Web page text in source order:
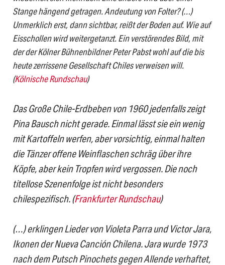
Stange hängend getragen. Andeutung von Folter? (…)
Unmerklich erst, dann sichtbar, reißt der Boden auf. Wie auf
Eisschollen wird wei­ter­ge­tanzt. Ein verstörendes Bild, mit
der der Kölner Bühnenbildner Pe­ter Pabst wohl auf die bis
heute zerrissene Gesellschaft Chiles ver­wei­sen will.
(Kölnische Rundschau)
Das Große Chile-Erdbeben von 1960 jedenfalls zeigt
Pina Bausch nicht gerade. Einmal lässt sie ein wenig
mit Kartoffeln werfen, aber vorsichtig, einmal halten
die Tänzer offene Weinflaschen schräg über ihre
Köpfe, aber kein Tropfen wird vergossen. Die noch
titellose Szenenfolge ist nicht besonders
chilespezifisch. (Frankfurter Rundschau)
(…) erklingen Lieder von Violeta Parra und Victor Jara,
Ikonen der Nueva Canción Chilena. Jara wurde 1973
nach dem Putsch Pinochets gegen Allende verhaftet,